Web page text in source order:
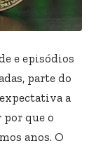
e episódios
parte do
a
por que o
anos. O